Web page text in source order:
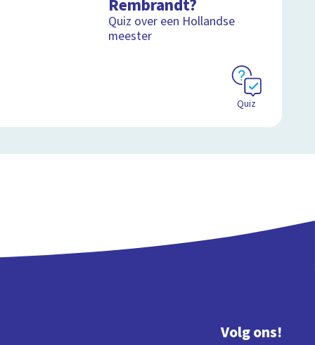
Rembrandt?
Quiz over een Hollandse
meester
Quiz
Volg ons!